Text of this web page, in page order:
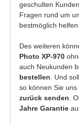
geschulten
Fragen rund um
bestmöglich helfen.
Des weiteren
Photo XP-970
auch Neukunden
bestellen . Und
so können Sie uns
zurück senden .
Jahre Garantie